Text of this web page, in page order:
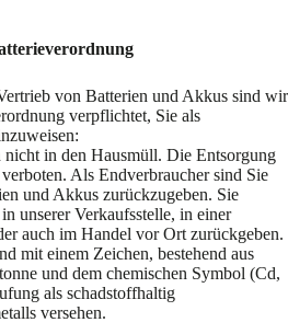
von Batterien und Akkus sind wir
verpflichtet, Sie als
in den Hausmüll. Die Entsorgung
Als Endverbraucher sind Sie
und Akkus zurückzugeben. Sie
unserer Verkaufsstelle, in einer
auch im Handel vor Ort zurückgeben.
mit einem Zeichen, bestehend aus
und dem chemischen Symbol (Cd,
als schadstoffhaltig
versehen.